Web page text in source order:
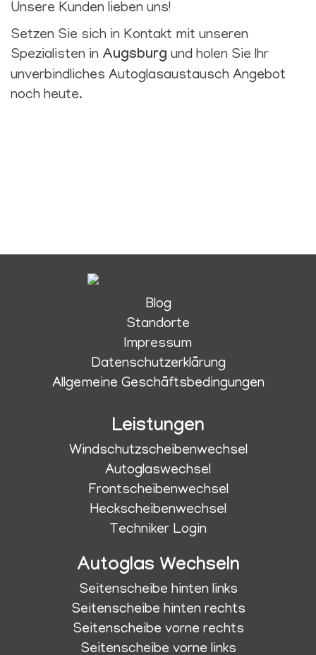
Unsere Kunden lieben uns!
Setzen Sie sich in Kontakt mit unseren
Spezialisten in Augsburg und holen Sie Ihr
unverbindliches Autoglasaustausch Angebot
noch heute.
Blog
Standorte
Impressum
Datenschutzerklärung
Allgemeine Geschäftsbedingungen
Leistungen
Windschutzscheibenwechsel
Autoglaswechsel
Frontscheibenwechsel
Heckscheibenwechsel
Techniker Login
Autoglas Wechseln
Seitenscheibe hinten links
Seitenscheibe hinten rechts
Seitenscheibe vorne rechts
Seitenscheibe vorne links